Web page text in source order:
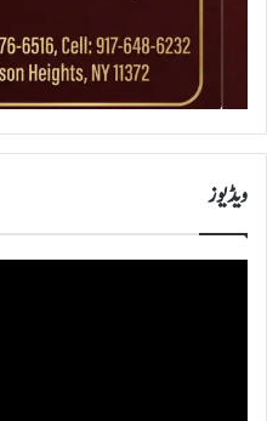
ویڈیوز